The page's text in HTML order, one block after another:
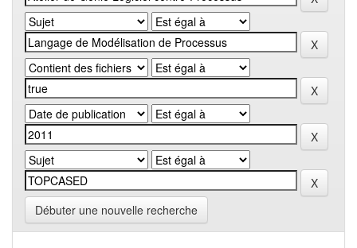
Débuter une nouvelle recherche